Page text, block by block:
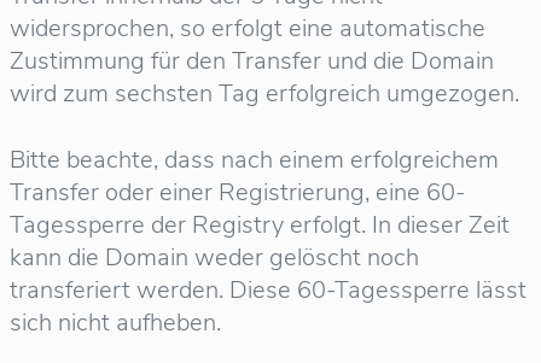
widersprochen, so erfolgt eine automatische
Zustimmung für den Transfer und die Domain
wird zum sechsten Tag erfolgreich umgezogen.
Bitte beachte, dass nach einem erfolgreichem
Transfer oder einer Registrierung, eine 60-
Tagessperre der Registry erfolgt. In dieser Zeit
kann die Domain weder gelöscht noch
transferiert werden. Diese 60-Tagessperre lässt
sich nicht aufheben.